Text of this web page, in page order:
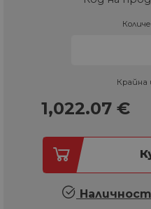
Крайна
1,022.07 €